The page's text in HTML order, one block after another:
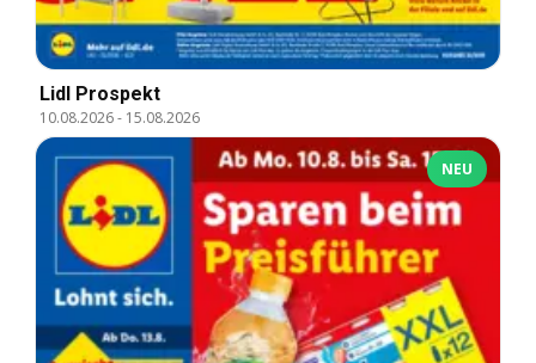
Lidl Prospekt
10.08.2026- 15.08.2026
NEU